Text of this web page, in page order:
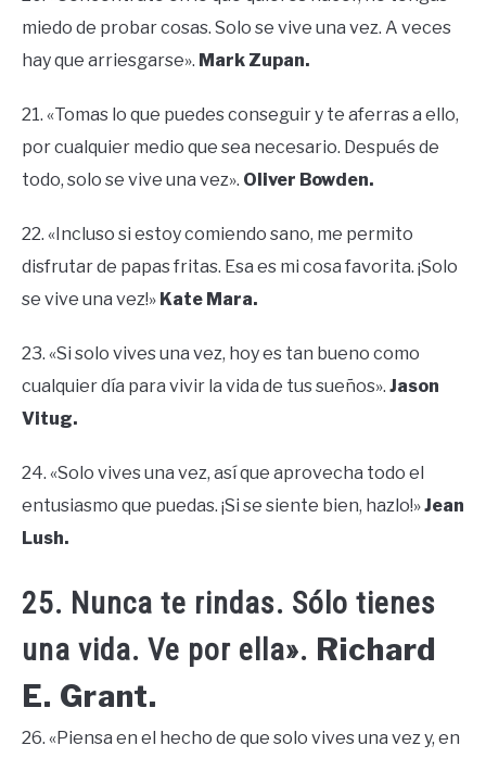
miedo de probar cosas. Solo se vive una vez. A veces
hay que arriesgarse». Mark Zupan.
21. «Tomas lo que puedes conseguir y te aferras a ello,
por cualquier medio que sea necesario. Después de
todo, solo se vive una vez». Oliver Bowden.
22. «Incluso si estoy comiendo sano, me permito
disfrutar de papas fritas. Esa es mi cosa favorita. ¡Solo
se vive una vez!» Kate Mara.
23. «Si solo vives una vez, hoy es tan bueno como
cualquier día para vivir la vida de tus sueños». Jason
Vitug.
24. «Solo vives una vez, así que aprovecha todo el
entusiasmo que puedas. ¡Si se siente bien, hazlo!»Jean
Lush.
25. Nunca te rindas. Sólo tienes
una vida. Ve por ella». Richard
E. Grant.
26. «Piensa en el hecho de que solo vives una vez y, en